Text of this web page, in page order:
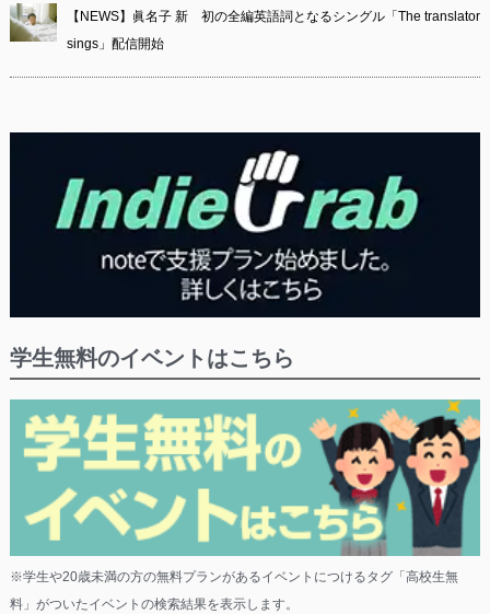
【NEWS】眞名子 新 初の全編英語詞となるシングル「The translator
sings」配信開始
学生無料のイベントはこちら
※学生や20歳未満の方の無料プランがあるイベントにつけるタグ「高校生無
料」がついたイベントの検索結果を表示します。